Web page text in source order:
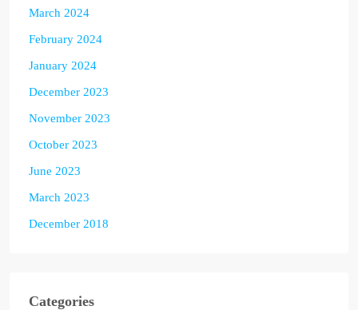
March 2024
February 2024
January 2024
December 2023
November 2023
October 2023
June 2023
March 2023
December 2018
Categories